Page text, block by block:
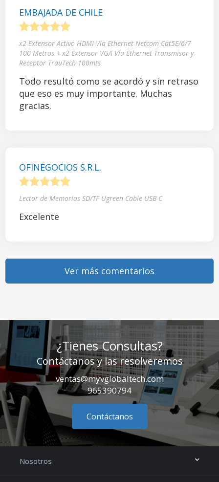
EMBAJADA DE CHILE
x2 Extensor Activo HDMI Vía Ethernet Netcom Cat5E/6/7
100 Metros + x2 Extensor VGA Vía Ethernet Transmisor y
Receptor TrauTech 100mts
Todo resultó como se acordó y sin retraso
que eso es muy importante. Muchas
gracias.
OFINEGOCIOS S.R.L.
Lector de Memorias SD/TF Ugreen Cable USB C
Excelente
Ver más comentarios
¿Tienes Consultas?
Contáctanos y las resolveremos
ventas@myvglobaltech.com
965390794
Contáctanos
Nosotros